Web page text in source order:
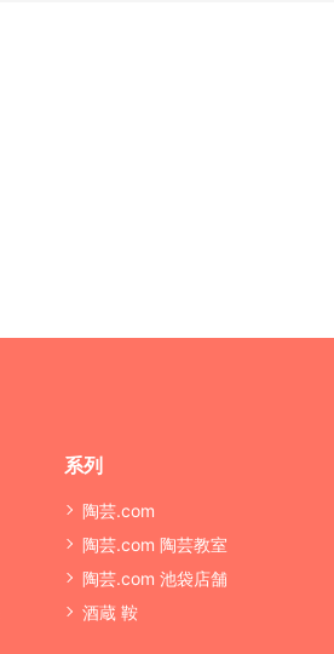
系列
陶芸.com
陶芸.com 陶芸教室
陶芸.com 池袋店舗
酒蔵 鞍